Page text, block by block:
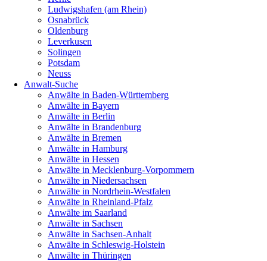
Ludwigshafen (am Rhein)
Osnabrück
Oldenburg
Leverkusen
Solingen
Potsdam
Neuss
Anwalt-Suche
Anwälte in Baden-Württemberg
Anwälte in Bayern
Anwälte in Berlin
Anwälte in Brandenburg
Anwälte in Bremen
Anwälte in Hamburg
Anwälte in Hessen
Anwälte in Mecklenburg-Vorpommern
Anwälte in Niedersachsen
Anwälte in Nordrhein-Westfalen
Anwälte in Rheinland-Pfalz
Anwälte im Saarland
Anwälte in Sachsen
Anwälte in Sachsen-Anhalt
Anwälte in Schleswig-Holstein
Anwälte in Thüringen